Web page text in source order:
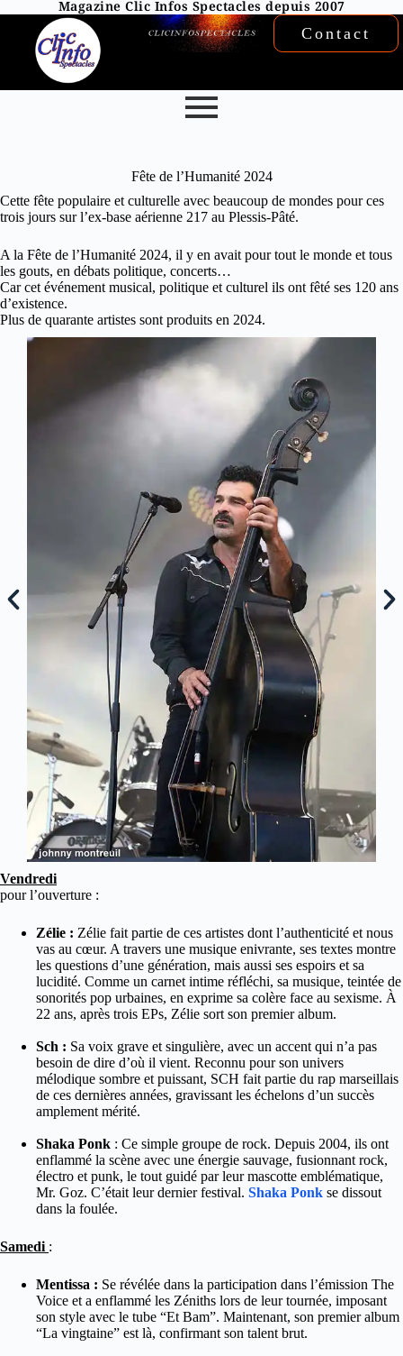
Magazine Clic Infos Spectacles depuis 2007
Contact
Fête de l’Humanité 2024
Cette fête populaire et culturelle avec beaucoup de mondes pour ces
trois jours sur l’ex-base aérienne 217 au Plessis-Pâté.
A la Fête de l’Humanité 2024, il y en avait pour tout le monde et tous
les gouts, en débats politique, concerts…
Car cet événement musical, politique et culturel ils ont fêté ses 120 ans
d’existence.
Plus de quarante artistes sont produits en 2024.
Vendredi
pour l’ouverture :
Zélie : Zélie fait partie de ces artistes dont l’authenticité et nous
vas au cœur. A travers une musique enivrante, ses textes montre
les questions d’une génération, mais aussi ses espoirs et sa
lucidité. Comme un carnet intime réfléchi, sa musique, teintée de
sonorités pop urbaines, en exprime sa colère face au sexisme. À
22 ans, après trois EPs, Zélie sort son premier album.
Sch : Sa voix grave et singulière, avec un accent qui n’a pas
besoin de dire d’où il vient. Reconnu pour son univers
mélodique sombre et puissant, SCH fait partie du rap marseillais
de ces dernières années, gravissant les échelons d’un succès
amplement mérité.
Shaka Ponk : Ce simple groupe de rock. Depuis 2004, ils ont
enflammé la scène avec une énergie sauvage, fusionnant rock,
électro et punk, le tout guidé par leur mascotte emblématique,
Mr. Goz. C’était leur dernier festival. Shaka Ponk se dissout
dans la foulée.
Samedi :
Mentissa : Se révélée dans la participation dans l’émission The
Voice et a enflammé les Zéniths lors de leur tournée, imposant
son style avec le tube “Et Bam”. Maintenant, son premier album
“La vingtaine” est là, confirmant son talent brut.